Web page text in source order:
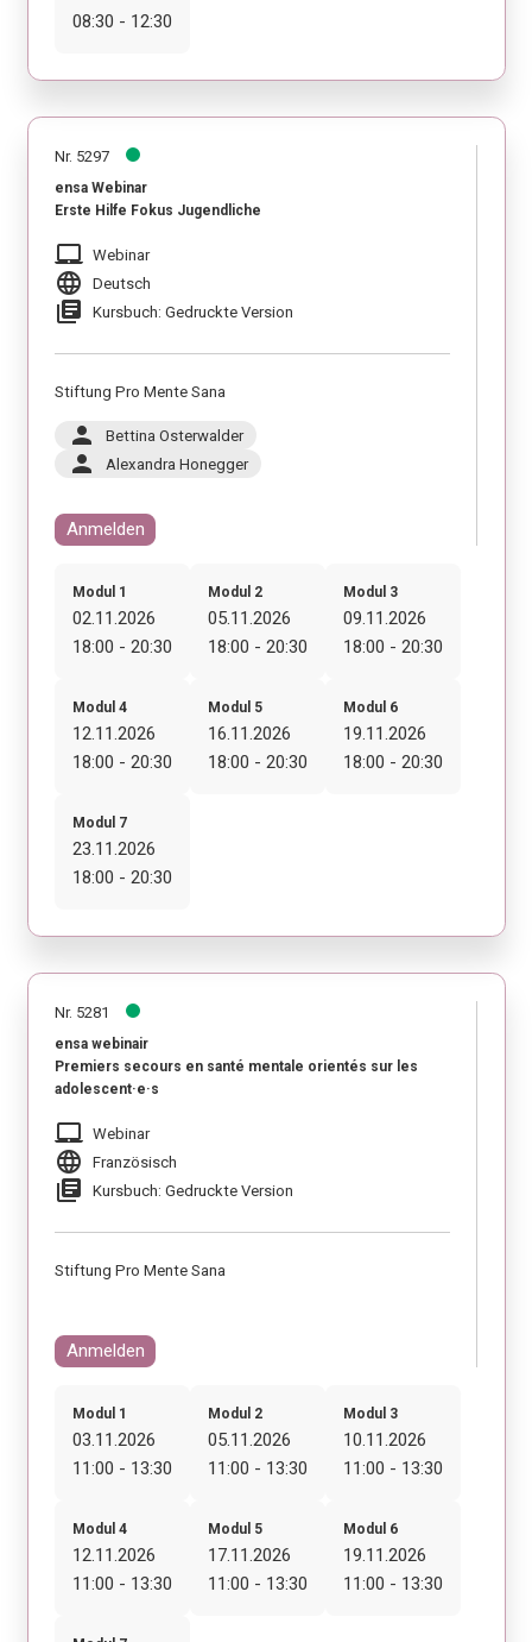
08:30 - 12:30
Nr. 5297
ensa Webinar
Erste Hilfe Fokus Jugendliche
laptop_mac Webinar
language Deutsch
library_books Kursbuch: Gedruckte Version
Stiftung Pro Mente Sana
person Bettina Osterwalder
person Alexandra Honegger
Anmelden
Modul 1
02.11.2026
18:00 - 20:30
Modul 2
05.11.2026
18:00 - 20:30
Modul 3
09.11.2026
18:00 - 20:30
Modul 4
12.11.2026
18:00 - 20:30
Modul 5
16.11.2026
18:00 - 20:30
Modul 6
19.11.2026
18:00 - 20:30
Modul 7
23.11.2026
18:00 - 20:30
Nr. 5281
ensa webinair
Premiers secours en santé mentale orientés sur les
adolescent·e·s
laptop_mac Webinar
language Französisch
library_books Kursbuch: Gedruckte Version
Stiftung Pro Mente Sana
Anmelden
Modul 1
03.11.2026
11:00 - 13:30
Modul 2
05.11.2026
11:00 - 13:30
Modul 3
10.11.2026
11:00 - 13:30
Modul 4
12.11.2026
11:00 - 13:30
Modul 5
17.11.2026
11:00 - 13:30
Modul 6
19.11.2026
11:00 - 13:30